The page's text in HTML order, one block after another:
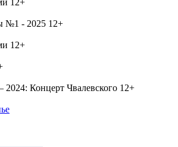
№1 - 2025 12+
12+
Концерт Чвалевского 12+